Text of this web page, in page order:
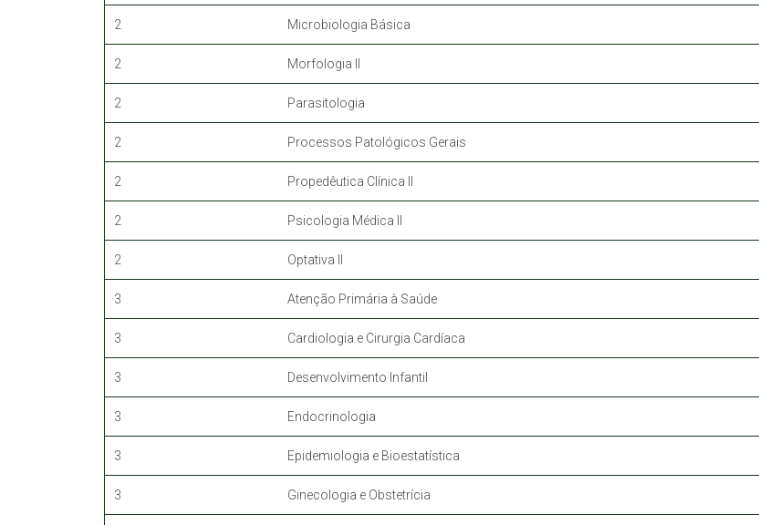
2 Microbiologia Básica
2 Morfologia II
2 Parasitologia
2 Processos Patológicos Gerais
2 Propedêutica Clínica II
2 Psicologia Médica II
2 Optativa II
3 Atenção Primária à Saúde
3 Cardiologia e Cirurgia Cardíaca
3 Desenvolvimento Infantil
3 Endocrinologia
3 Epidemiologia e Bioestatística
3 Ginecologia e Obstetrícia